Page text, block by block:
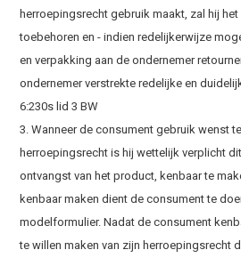
herroepingsrecht gebruik maakt, zal hij
toebehoren en - indien redelijkerwijze
en verpakking aan de ondernemer
ondernemer verstrekte redelijke en
6:230s lid 3 BW
3. Wanneer de consument gebruik wenst
herroepingsrecht is hij wettelijk verplicht
ontvangst van het product, kenbaar te
kenbaar maken dient de consument te
modelformulier. Nadat de consument
te willen maken van zijn herroepingsrecht